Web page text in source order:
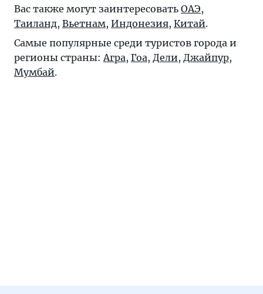
Вас также могут заинтересовать ОАЭ,
Таиланд, Вьетнам, Индонезия, Китай.
Самые популярные среди туристов города и
регионы страны:Агра, Гоа, Дели, Джайпур,
Мумбай.